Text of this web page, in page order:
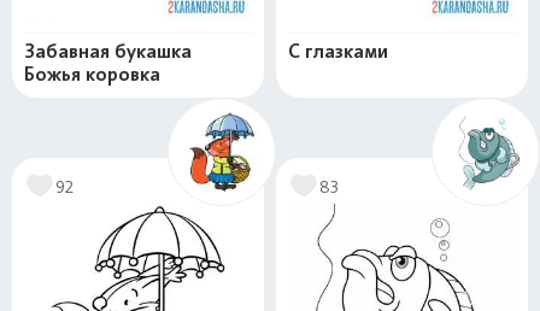
Забавная букашка
Божья коровка
С глазками
92 83